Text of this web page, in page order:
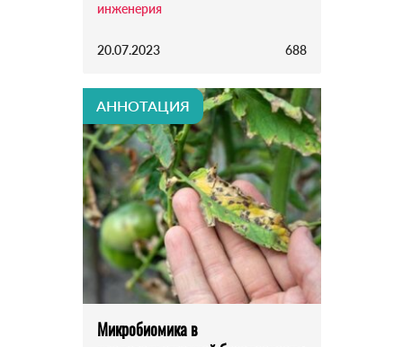
инженерия
20.07.2023 688
АННОТАЦИЯ
Микробиомика в